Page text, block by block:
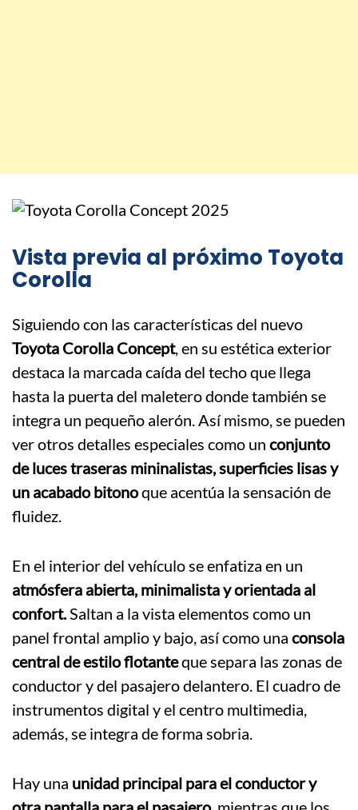
Vista previa al próximo Toyota
Corolla
Siguiendo con las características del nuevo
Toyota Corolla Concept, en su estética exterior
destaca la marcada caída del techo que llega
hasta la puerta del maletero donde también se
integra un pequeño alerón. Así mismo, se pueden
ver otros detalles especiales como un conjunto
de luces traseras mininalistas, superficies lisas y
un acabado bitonoque acentúa la sensación de
fluidez.
En el interior del vehículo se enfatiza en un
atmósfera abierta, minimalista y orientada al
confort.Saltan a la vista elementos como un
panel frontal amplio y bajo, así como una consola
central de estilo flotanteque separa las zonas de
conductor y del pasajero delantero. El cuadro de
instrumentos digital y el centro multimedia,
además, se integra de forma sobria.
Hay una unidad principal para el conductor y